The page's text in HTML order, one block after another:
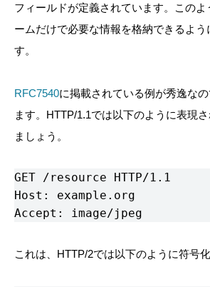
フィールドが定義されています。この
ームだけで必要な情報を格納できるよう
す。
RFC7540に掲載されている例が秀逸な
ます。HTTP/1.1では以下のように表現
ましょう。
GET /resource HTTP/1.1
Host: example.org
Accept: image/jpeg
これは、HTTP/2では以下のように符号化